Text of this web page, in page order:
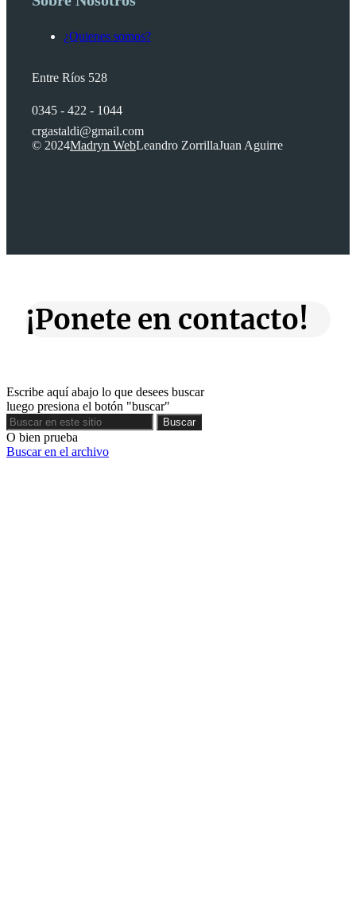
¿Quienes somos?
Entre Ríos 528
0345 - 422 - 1044
crgastaldi@gmail.com
© 2024Madryn WebLeandro ZorrillaJuan Aguirre
¡Ponete en contacto!
Escribe aquí abajo lo que desees buscar
luego presiona el botón "buscar"
Buscar
Buscar
O bien prueba
Buscar en el archivo